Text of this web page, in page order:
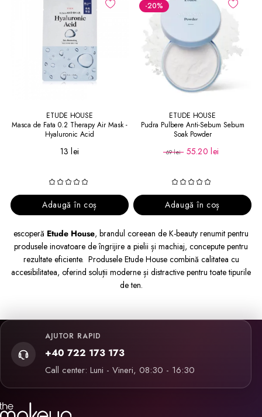
ETUDE HOUSE
Masca de Fata 0.2 Therapy Air Mask -
Hyaluronic Acid
13 lei
Adaugă în coș
-20%
ETUDE HOUSE
Pudra Pulbere Anti-Sebum Sebum
Soak Powder
69 lei 55.20 lei
Adaugă în coș
escoperă Etude House, brandul coreean de K-beauty renumit pentru
produsele inovatoare de îngrijire a pielii și machiaj, concepute pentru
rezultate eficiente. Produsele Etude House combină calitatea cu
accesibilitatea, oferind soluții moderne și distractive pentru toate tipurile
de ten.
AJUTOR RAPID
+40 722 173 173
Call center: Luni - Vineri, 08:30 - 16:30